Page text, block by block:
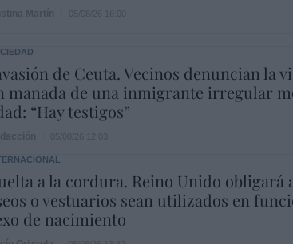
de Ceuta. Vecinos denuncian la
manada de una inmigrante irregular
“Hay testigos”
a la cordura. Reino Unido obligará
o vestuarios sean utilizados en
de nacimiento